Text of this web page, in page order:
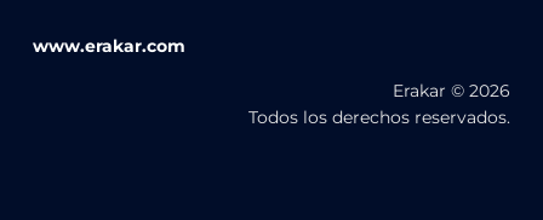
www.erakar.com
Erakar © 2026
Todos los derechos reservados.